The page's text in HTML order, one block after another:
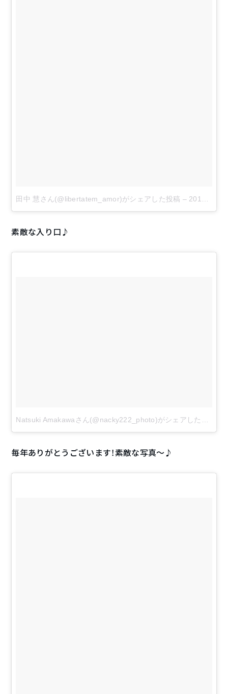
田中 慧さん(@libertatem_amor)がシェアした投稿 – 2017 9月 4 7:32午後 PDT
素敵な入り口♪
毎年ありがとうございます！素敵な写真〜♪